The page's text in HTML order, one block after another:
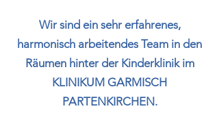
​Wir sind ein sehr erfahrenes,
harmonisch arbeitendes Team in den
Räumen hinter der Kinderklinik im
KLINIKUM GARMISCH
PARTENKIRCHEN.